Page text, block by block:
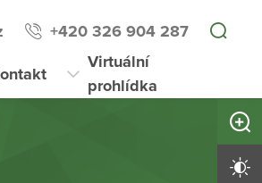
+420 326 904 287
Virtuální
prohlídka